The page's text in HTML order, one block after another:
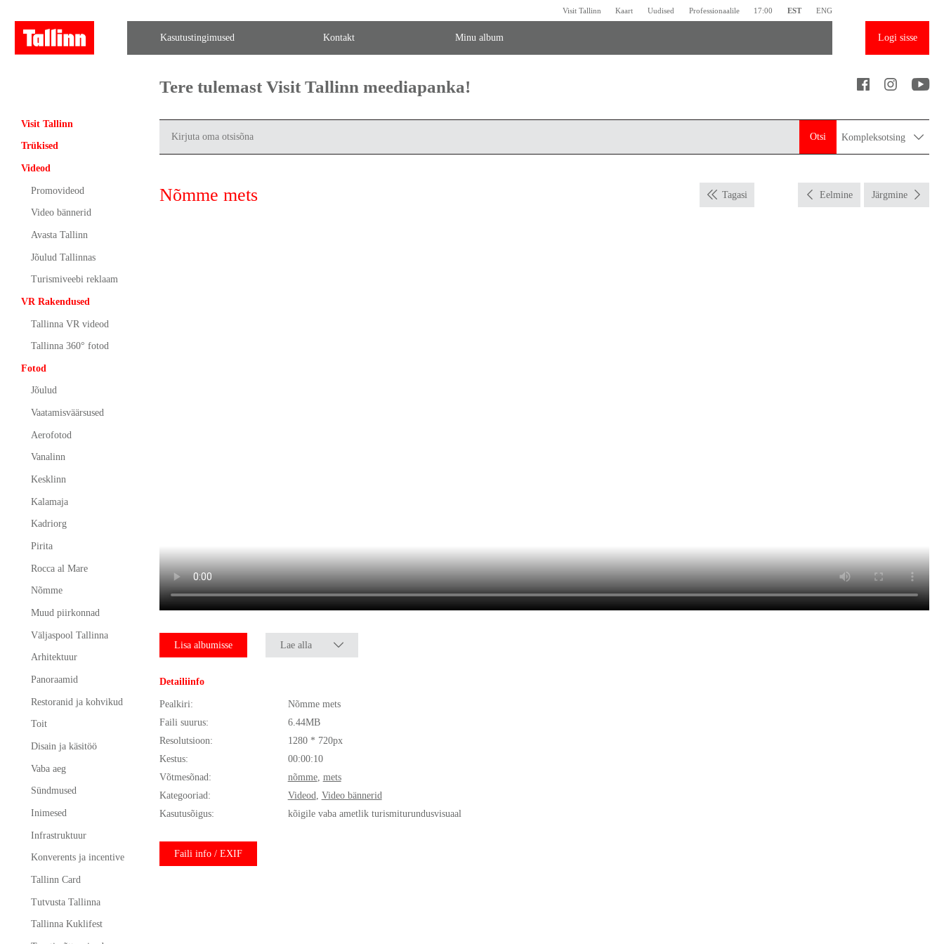
Visit Tallinn Kaart Uudised Professionaalile 17:00 EST ENG
Kasutustingimused Kontakt Minu album Logi sisse
Visit Tallinn
Trükised
Videod
Promovideod
Video bännerid
Avasta Tallinn
Jõulud Tallinnas
Turismiveebi reklaam
VR Rakendused
Tallinna VR videod
Tallinna 360° fotod
Fotod
Jõulud
Vaatamisväärsused
Aerofotod
Vanalinn
Kesklinn
Kalamaja
Kadriorg
Pirita
Rocca al Mare
Nõmme
Muud piirkonnad
Väljaspool Tallinna
Arhitektuur
Panoraamid
Restoranid ja kohvikud
Toit
Disain ja käsitöö
Vaba aeg
Sündmused
Inimesed
Infrastruktuur
Konverents ja incentive
Tallinn Card
Tutvusta Tallinna
Tallinna Kuklifest
Tere tulemast Visit Tallinn meediapanka!
Otsi Kompleksotsing
Nõmme mets Tagasi Eelmine Järgmine
Lisa albumisse Lae alla
Detailiinfo
Pealkiri:
Nõmme mets
Faili suurus:
6.44MB
Resolutsioon:
1280 * 720px
Kestus:
00:00:10
Võtmesõnad:
nõmme, mets
Kategooriad:
Videod, Video bännerid
Kasutusõigus:
kõigile vaba ametlik turismiturundusvisuaal
Faili info / EXIF